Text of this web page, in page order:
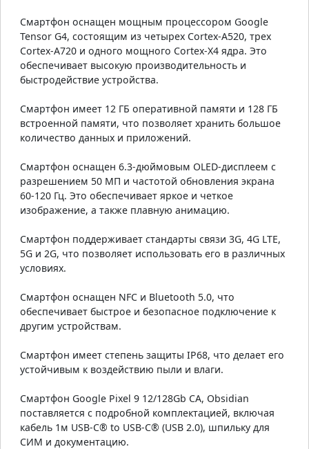
Смартфон оснащен мощным процессором Google
Tensor G4, состоящим из четырех Cortex-A520, трех
Cortex-A720 и одного мощного Cortex-X4 ядра. Это
обеспечивает высокую производительность и
быстродействие устройства.
Смартфон имеет 12 ГБ оперативной памяти и 128 ГБ
встроенной памяти, что позволяет хранить большое
количество данных и приложений.
Смартфон оснащен 6.3-дюймовым OLED-дисплеем с
разрешением 50 МП и частотой обновления экрана
60-120 Гц. Это обеспечивает яркое и четкое
изображение, а также плавную анимацию.
Смартфон поддерживает стандарты связи 3G, 4G LTE,
5G и 2G, что позволяет использовать его в различных
условиях.
Смартфон оснащен NFC и Bluetooth 5.0, что
обеспечивает быстрое и безопасное подключение к
другим устройствам.
Смартфон имеет степень защиты IP68, что делает его
устойчивым к воздействию пыли и влаги.
Смартфон Google Pixel 9 12/128Gb CA, Obsidian
поставляется с подробной комплектацией, включая
кабель 1м USB-C® to USB-C® (USB 2.0), шпильку для
СИМ и документацию.